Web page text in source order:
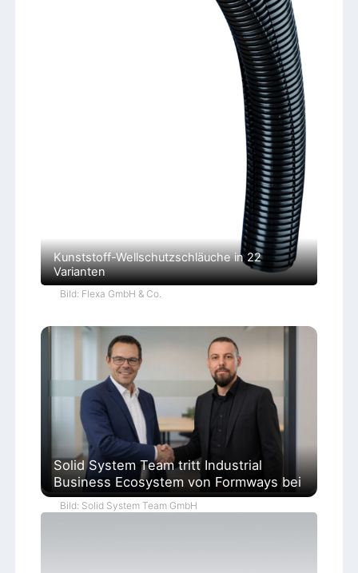
Kunststoff-Wellschutzschläuche in 22
Varianten
Bild: Flexa GmbH & Co.
Solid System Team tritt Industrial
Business Ecosystem von Formways bei
Bild: Solid System Team GmbH